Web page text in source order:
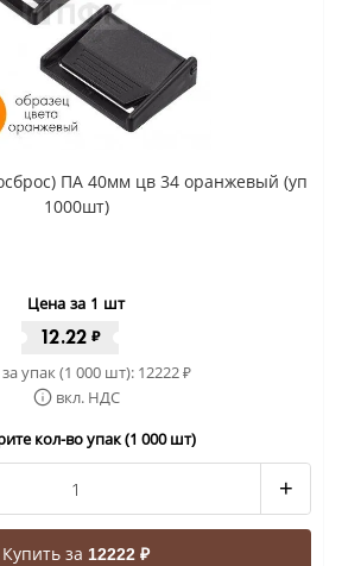
ПА 40мм цв 34 оранжевый (уп
1000шт)
Цена за 1 шт
12.22 ₽
упак (1 000 шт): 12222₽
вкл. НДС
кол-во упак (1 000 шт)
+
Купить за 12222 ₽